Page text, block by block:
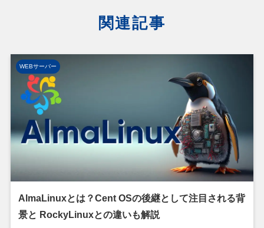
関連記事
WEBサーバー
AlmaLinuxとは？Cent OSの後継として注目される背
景と RockyLinuxとの違いも解説